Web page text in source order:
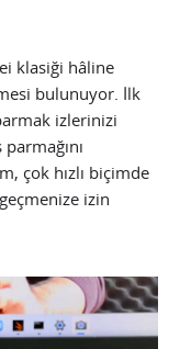
klasiği hâline
bulunuyor. İlk
izlerinizi
çok hızlı biçimde
izin